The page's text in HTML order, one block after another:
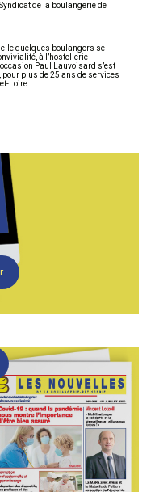
de la boulangerie de
quelques boulangers se
à l’hostellerie
Paul Lauvoisard s’est
plus de 25 ans de services
Loire.